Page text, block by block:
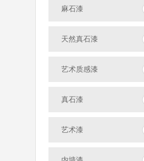
麻石漆
天然真石漆
艺术质感漆
真石漆
艺术漆